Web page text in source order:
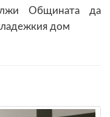
Общината да
дом